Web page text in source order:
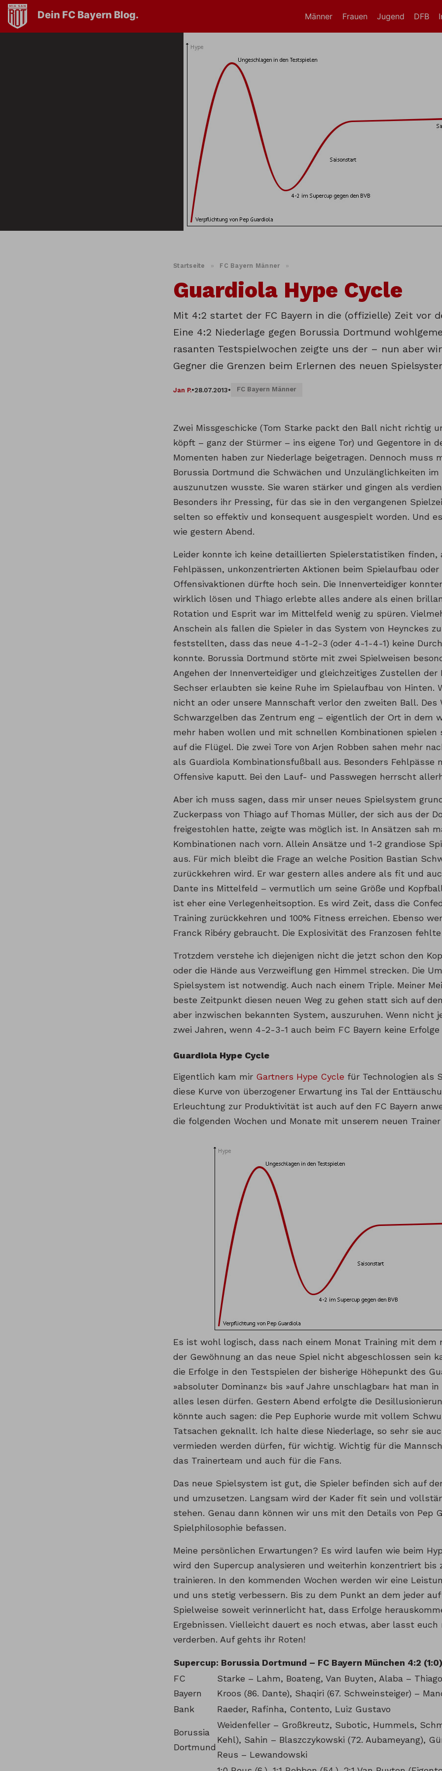
Dein FC Bayern Blog. Männer Frauen Jugend DFB
Startseite » FC Bayern Männer »
Guardiola Hype Cycle
Mit 4:2 startet der FC Bayern in die (offizielle) Zeit vor
Eine 4:2 Niederlage gegen Borussia Dortmund
rasanten Testspielwochen zeigte uns der – nun aber
Gegner die Grenzen beim Erlernen des neuen
Jan P.•28.07.2013• FC Bayern Männer
Zwei Missgeschicke (Tom Starke packt den Ball nicht richtig
köpft – ganz der Stürmer – ins eigene Tor) und Gegentore in
Momenten haben zur Niederlage beigetragen. Dennoch muss
Borussia Dortmund die Schwächen und Unzulänglichkeiten
auszunutzen wusste. Sie waren stärker und gingen als
Besonders ihr Pressing, für das sie in den vergangenen
selten so effektiv und konsequent ausgespielt worden. Und
wie gestern Abend.
Leider konnte ich keine detaillierten Spielerstatistiken finden,
Fehlpässen, unkonzentrierten Aktionen beim Spielaufbau
Offensivaktionen dürfte hoch sein. Die Innenverteidiger
wirklich lösen und Thiago erlebte alles andere als einen
Rotation und Esprit war im Mittelfeld wenig zu spüren.
Anschein als fallen die Spieler in das System von Heynckes
feststellten, dass das neue 4-1-2-3 (oder 4-1-4-1) keine
konnte. Borussia Dortmund störte mit zwei Spielweisen
Angehen der Innenverteidiger und gleichzeitiges Zustellen der
Sechser erlaubten sie keine Ruhe im Spielaufbau von Hinten.
nicht an oder unsere Mannschaft verlor den zweiten Ball. Des
Schwarzgelben das Zentrum eng – eigentlich der Ort in dem
mehr haben wollen und mit schnellen Kombinationen spielen
auf die Flügel. Die zwei Tore von Arjen Robben sahen mehr
als Guardiola Kombinationsfußball aus. Besonders Fehlpässe
Offensive kaputt. Bei den Lauf- und Passwegen herrscht
Aber ich muss sagen, dass mir unser neues Spielsystem
Zuckerpass von Thiago auf Thomas Müller, der sich aus der
freigestohlen hatte, zeigte was möglich ist. In Ansätzen sah
Kombinationen nach vorn. Allein Ansätze und 1-2 grandiose
aus. Für mich bleibt die Frage an welche Position Bastian
zurückkehren wird. Er war gestern alles andere als fit und
Dante ins Mittelfeld – vermutlich um seine Größe und
ist eher eine Verlegenheitsoption. Es wird Zeit, dass die
Training zurückkehren und 100% Fitness erreichen. Ebenso
Franck Ribéry gebraucht. Die Explosivität des Franzosen
Trotzdem verstehe ich diejenigen nicht die jetzt schon den
oder die Hände aus Verzweiflung gen Himmel strecken. Die
Spielsystem ist notwendig. Auch nach einem Triple. Meiner
beste Zeitpunkt diesen neuen Weg zu gehen statt sich auf
aber inzwischen bekannten System, auszuruhen. Wenn nicht
zwei Jahren, wenn 4-2-3-1 auch beim FC Bayern keine
Guardiola Hype Cycle
Eigentlich kam mir Gartners Hype Cycle für Technologien als
diese Kurve von überzogener Erwartung ins Tal der
Erleuchtung zur Produktivität ist auch auf den FC Bayern
die folgenden Wochen und Monate mit unserem neuen
Es ist wohl logisch, dass nach einem Monat Training mit dem
der Gewöhnung an das neue Spiel nicht abgeschlossen sein
die Erfolge in den Testspielen der bisherige Höhepunkt des
»absoluter Dominanz« bis »auf Jahre unschlagbar« hat man
alles lesen dürfen. Gestern Abend erfolgte die
könnte auch sagen: die Pep Euphorie wurde mit vollem
Tatsachen geknallt. Ich halte diese Niederlage, so sehr sie
vermieden werden dürfen, für wichtig. Wichtig für die
das Trainerteam und auch für die Fans.
Das neue Spielsystem ist gut, die Spieler befinden sich auf
und umzusetzen. Langsam wird der Kader fit sein und
stehen. Genau dann können wir uns mit den Details von Pep
Spielphilosophie befassen.
Meine persönlichen Erwartungen? Es wird laufen wie beim
wird den Supercup analysieren und weiterhin konzentriert bis
trainieren. In den kommenden Wochen werden wir eine
und uns stetig verbessern. Bis zu dem Punkt an dem jeder
Spielweise soweit verinnerlicht hat, dass Erfolge
Ergebnissen. Vielleicht dauert es noch etwas, aber lasst
verderben. Auf gehts ihr Roten!
Supercup: Borussia Dortmund – FC Bayern München 4:2 (1:0)
FC
Bayern
Starke – Lahm, Boateng, Van Buyten, Alaba –
Kroos (86. Dante), Shaqiri (67. Schweinsteiger) –
Bank
Raeder, Rafinha, Contento, Luiz Gustavo
Borussia
Dortmund
Weidenfeller – Großkreutz, Subotic, Hummels,
Kehl), Sahin – Blaszczykowski (72. Aubameyang),
Reus – Lewandowski